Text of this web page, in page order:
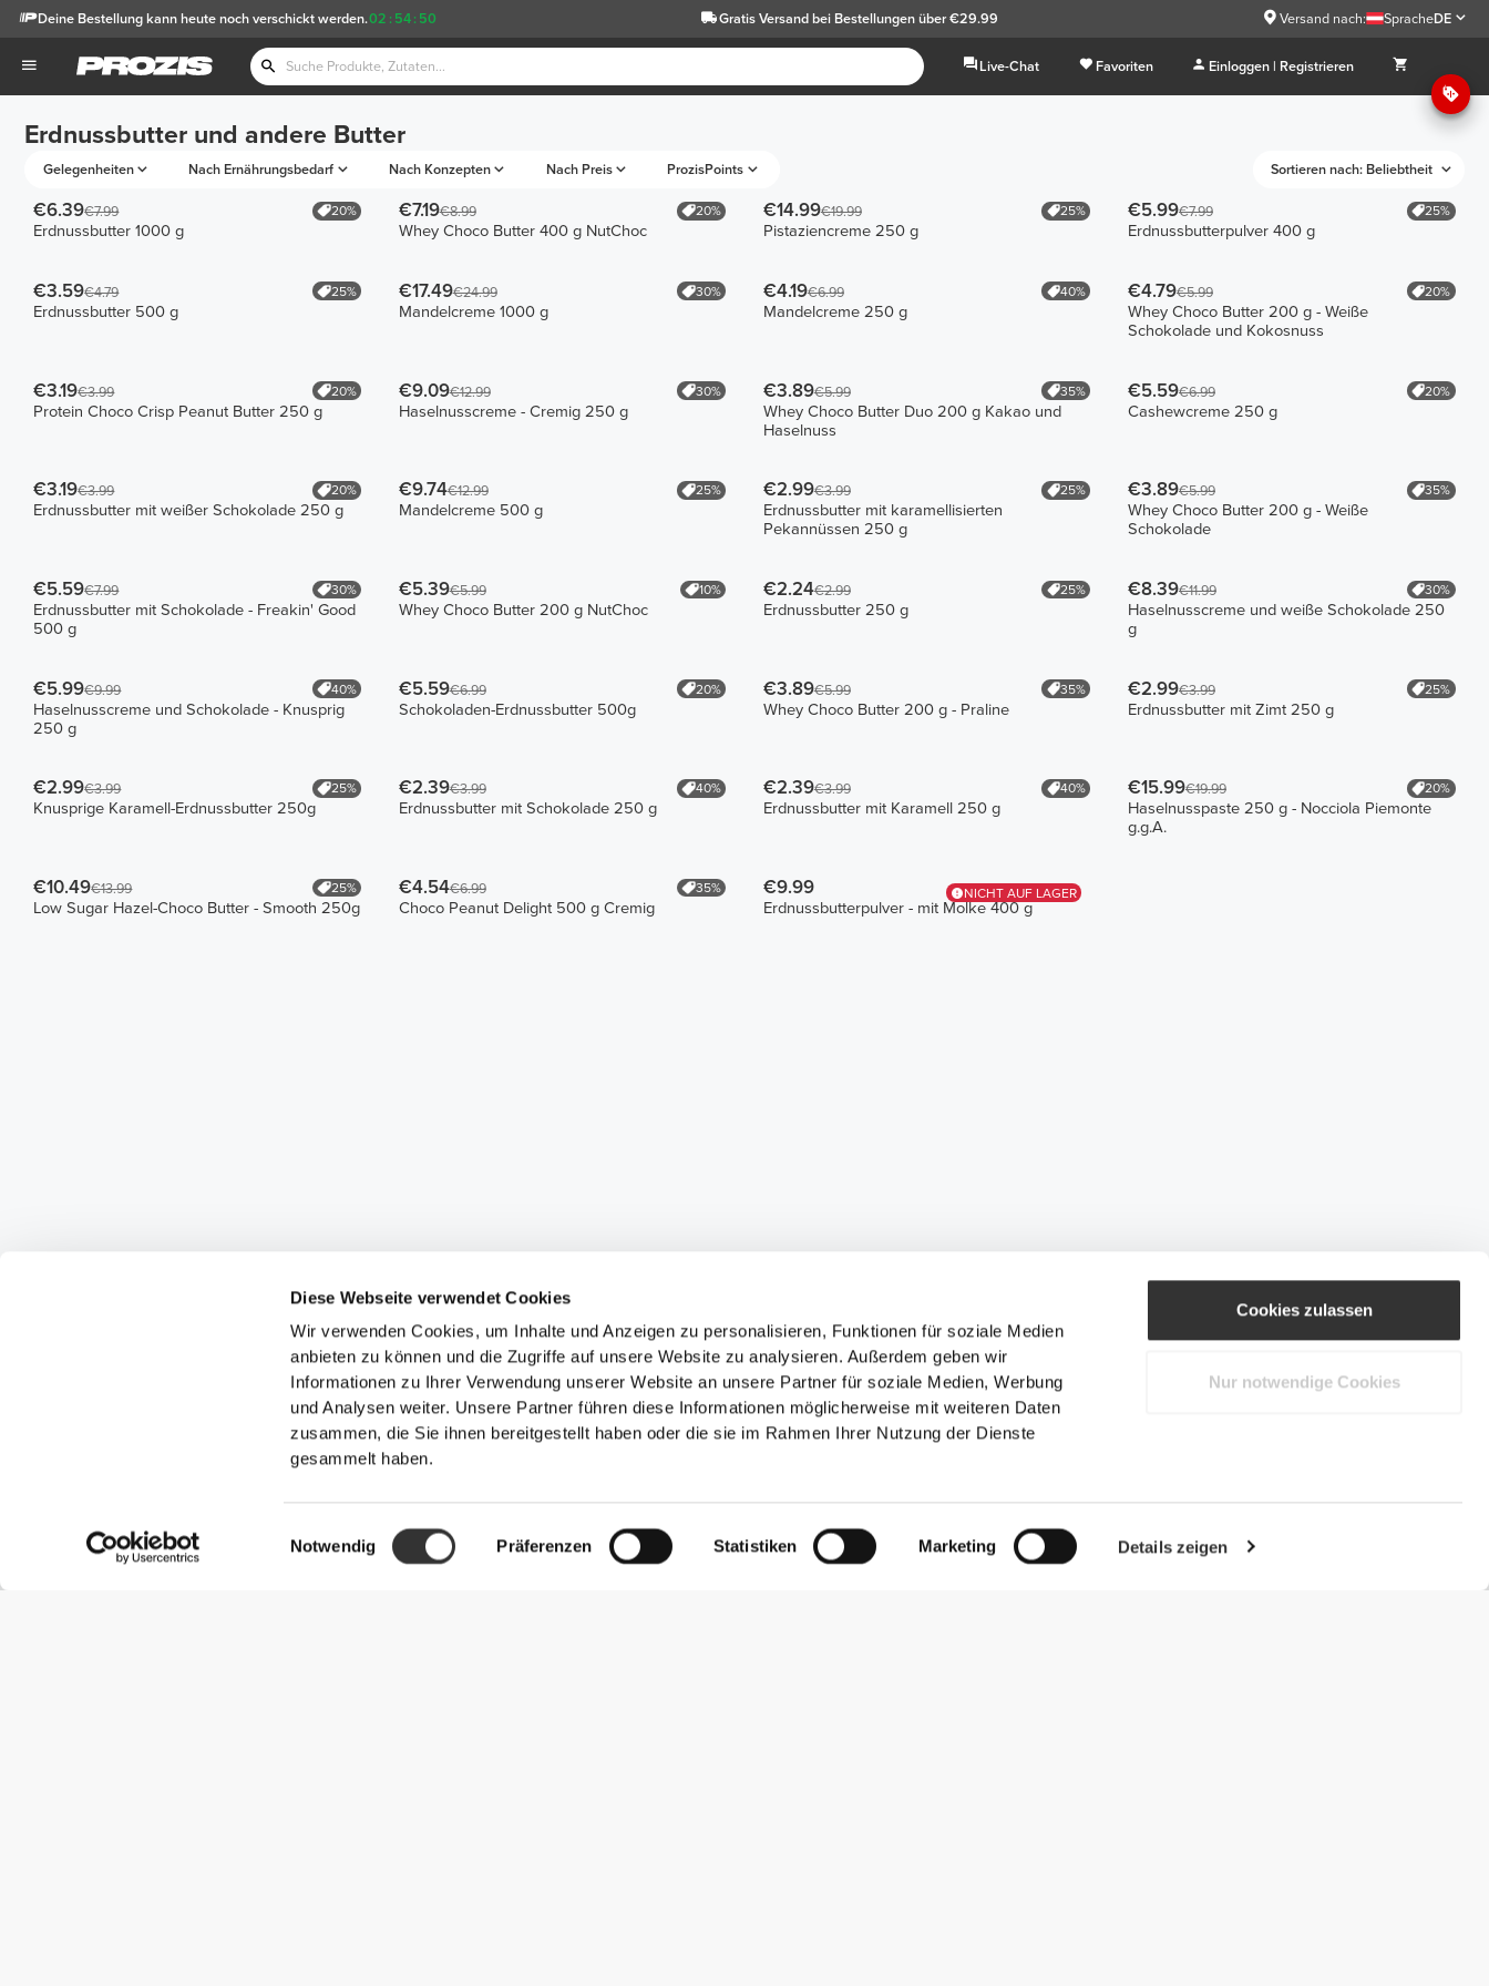
Diese Webseite verwendet Cookies
Wir verwenden Cookies, um Inhalte und Anzeigen zu personalisieren, Funktionen für soziale Medien
anbieten zu können und die Zugriffe auf unsere Website zu analysieren. Außerdem geben wir
Informationen zu Ihrer Verwendung unserer Website an unsere Partner für soziale Medien, Werbung
und Analysen weiter. Unsere Partner führen diese Informationen möglicherweise mit weiteren Daten
zusammen, die Sie ihnen bereitgestellt haben oder die sie im Rahmen Ihrer Nutzung der Dienste
gesammelt haben.
Einwilligungsauswahl
Notwendig Präferenzen Statistiken Marketing Details zeigen
Cookies zulassen
Nur notwendige Cookies
02 : 54 : 50
Deine Bestellung kann heute noch verschickt werden. Gratis Versandbei Bestellungen über €29.99 Versand nach: SpracheDE
Live-Chat Favoriten Einloggen | Registrieren
Erdnussbutter und andere Butter
Gelegenheiten Nach Ernährungsbedarf Nach Konzepten Nach Preis ProzisPoints Sortieren nach: Beliebtheit
€6.39€7.99 20%
Erdnussbutter 1000 g
€7.19€8.99 20%
Whey Choco Butter 400 g NutChoc
€14.99€19.99 25%
Pistaziencreme 250 g
€5.99€7.99 25%
Erdnussbutterpulver 400 g
€3.59€4.79 25%
Erdnussbutter 500 g
€17.49€24.99 30%
Mandelcreme 1000 g
€4.19€6.99 40%
Mandelcreme 250 g
€4.79€5.99 20%
Whey Choco Butter 200 g - Weiße
Schokolade und Kokosnuss
€3.19€3.99 20%
Protein Choco Crisp Peanut Butter 250 g
€9.09€12.99 30%
Haselnusscreme - Cremig 250 g
€3.89€5.99 35%
Whey Choco Butter Duo 200 g Kakao und
Haselnuss
€5.59€6.99 20%
Cashewcreme 250 g
€3.19€3.99 20%
Erdnussbutter mit weißer Schokolade 250 g
€9.74€12.99 25%
Mandelcreme 500 g
€2.99€3.99 25%
Erdnussbutter mit karamellisierten
Pekannüssen 250 g
€3.89€5.99 35%
Whey Choco Butter 200 g - Weiße
Schokolade
€5.59€7.99 30%
Erdnussbutter mit Schokolade - Freakin' Good
500 g
€5.39€5.99 10%
Whey Choco Butter 200 g NutChoc
€2.24€2.99 25%
Erdnussbutter 250 g
€8.39€11.99 30%
Haselnusscreme und weiße Schokolade 250
g
€5.99€9.99 40%
Haselnusscreme und Schokolade - Knusprig
250 g
€5.59€6.99 20%
Schokoladen-Erdnussbutter 500g
€3.89€5.99 35%
Whey Choco Butter 200 g - Praline
€2.99€3.99 25%
Erdnussbutter mit Zimt 250 g
€2.99€3.99 25%
Knusprige Karamell-Erdnussbutter 250g
€2.39€3.99 40%
Erdnussbutter mit Schokolade 250 g
€2.39€3.99 40%
Erdnussbutter mit Karamell 250 g
€15.99€19.99 20%
Haselnusspaste 250 g - Nocciola Piemonte
g.g.A.
€10.49€13.99 25%
Low Sugar Hazel-Choco Butter - Smooth 250g
€4.54€6.99 35%
Choco Peanut Delight 500 g Cremig
NICHT AUF LAGER
€9.99
Erdnussbutterpulver - mit Molke 400 g